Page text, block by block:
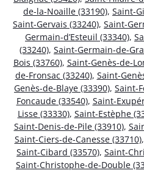
de-la-Noaille (33190), Saint-
Saint-Gervais (33240), Saint-
Germain-d’Esteuil (33340),
(33240), Saint-Germain-de-
Bois (33760), Saint-Genès-de-
de-Fronsac (33240), Saint-
Genès-de-Blaye (33390), Saint-
Foncaude (33540), Saint-
Lisse (33330), Saint-Estèphe
Saint-Denis-de-Pile (33910),
Saint-Ciers-de-Canesse (33710),
Saint-Cibard (33570), Saint-
Saint-Christophe-de-Double